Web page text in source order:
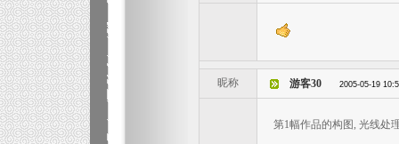
昵称 游客30 2005-05-19
第1幅作品的构图, 光线处